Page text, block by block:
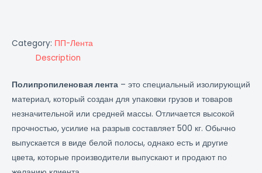
Category: ПП-Лента
Description
Полипропиленовая лента – это специальный изолирующий
материал, который создан для упаковки грузов и товаров
незначительной или средней массы. Отличается высокой
прочностью, усилие на разрыв составляет 500 кг. Обычно
выпускается в виде белой полосы, однако есть и другие
цвета, которые производители выпускают и продают по